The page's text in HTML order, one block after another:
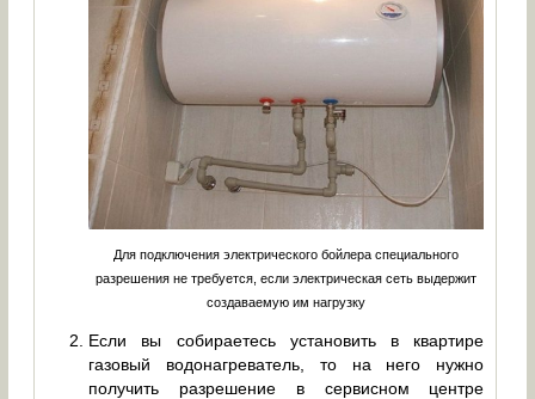
Для подключения электрического бойлера специального
разрешения не требуется, если электрическая сеть выдержит
создаваемую им нагрузку
Если вы собираетесь установить в квартире
газовый водонагреватель, то на него нужно
получить разрешение в сервисном центре